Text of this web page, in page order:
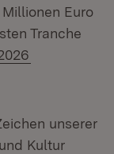
Euro
Tranche
neuem Fenster)
unserer
Kultur